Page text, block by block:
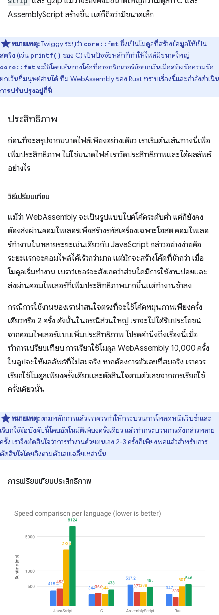
AssemblyScript สร้างขึ้น แต่ก็ถือว่ามีขนาดเล็ก
หมายเหตุ:Twiggy ระบุว่า core::fmt ซึ่งเป็นโมดูลที่สร้างข้อมูลให้เป็น
สตริง (เช่น printf() ของ C) เป็นปัจจัยหลักที่ทําให้ไฟล์มีขนาดใหญ่
core::fmt จะใช้โดยเส้นทางโค้ดที่อาจทริกเกอร์ข้อยกเว้นเมื่อสร้างข้อความข้อ
ยกเว้นที่มนุษย์อ่านได้ ทีม WebAssembly ของ Rust ทราบเรื่องนี้และกำลังดำเนิน
การปรับปรุงอยู่ที่นี่
ประสิทธิภาพ
ก่อนที่จะสรุปจากขนาดไฟล์เพียงอย่างเดียว เราเริ่มต้นเส้นทางนี้เพื่อ
เพิ่มประสิทธิภาพ ไม่ใช่ขนาดไฟล์ เราวัดประสิทธิภาพและได้ผลลัพธ์
อย่างไร
วิธีเปรียบเทียบ
แม้ว่า WebAssembly จะเป็นรูปแบบไบต์โค้ดระดับต่ำ แต่ก็ยังคง
ต้องส่งผ่านคอมไพเลอร์เพื่อสร้างรหัสเครื่องเฉพาะโฮสต์ คอมไพเลอ
ร์ทำงานในหลายระยะเช่นเดียวกับ JavaScript กล่าวอย่างง่ายคือ
ระยะแรกจะคอมไพล์ได้เร็วกว่ามาก แต่มักจะสร้างโค้ดที่ช้ากว่า เมื่อ
โมดูลเริ่มทำงาน เบราว์เซอร์จะสังเกตว่าส่วนใดมีการใช้งานบ่อยและ
ส่งผ่านคอมไพเลอร์ที่เพิ่มประสิทธิภาพมากขึ้นแต่ทำงานช้าลง
กรณีการใช้งานของเราน่าสนใจตรงที่จะใช้โค้ดหมุนภาพเพียงครั้ง
เดียวหรือ 2 ครั้ง ดังนั้นในกรณีส่วนใหญ่ เราจะไม่ได้รับประโยชน์
จากคอมไพเลอร์แบบเพิ่มประสิทธิภาพ โปรดคำนึงถึงเรื่องนี้เมื่อ
ทำการเปรียบเทียบ การเรียกใช้โมดูล WebAssembly 10,000 ครั้ง
ในลูปจะให้ผลลัพธ์ที่ไม่สมจริง หากต้องการตัวเลขที่สมจริง เราควร
เรียกใช้โมดูลเพียงครั้งเดียวและตัดสินใจตามตัวเลขจากการเรียกใช้
ครั้งเดียวนั้น
หมายเหตุ:ตามหลักการแล้ว เราควรทำให้กระบวนการโหลดหน้าเว็บซ้ำและ
เรียกใช้ข้อบังคับนี้โดยอัตโนมัติเพียงครั้งเดียว แล้วทำกระบวนการดังกล่าวหลาย
ครั้ง เราจึงตัดสินใจว่าการทำงานด้วยตนเอง 2-3 ครั้งก็เพียงพอแล้วสำหรับการ
ตัดสินใจโดยอิงตามตัวเลขเฉลี่ยเหล่านั้น
การเปรียบเทียบประสิทธิภาพ